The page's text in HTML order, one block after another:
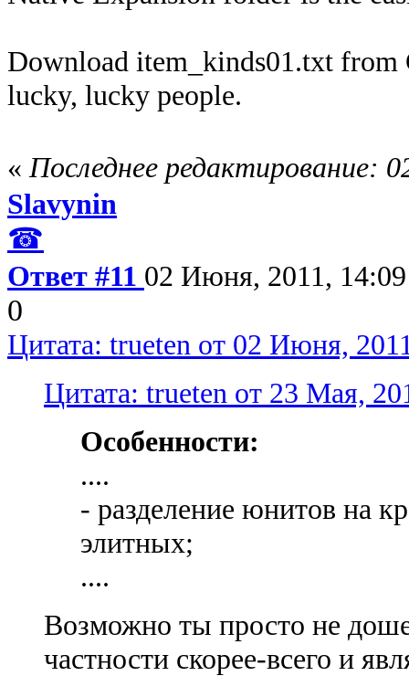
Download item_kinds01.txt from
lucky, lucky people.
« Последнее редактирование:
Slavynin
☎
Ответ #11 02 Июня, 2011, 14:09
0
Цитата: trueten от 02 Июня,
Цитата: trueten от 23 Мая,
Особенности:
....
- разделение юнитов на
элитных;
....
Возможно ты просто не
частности скорее-всего и